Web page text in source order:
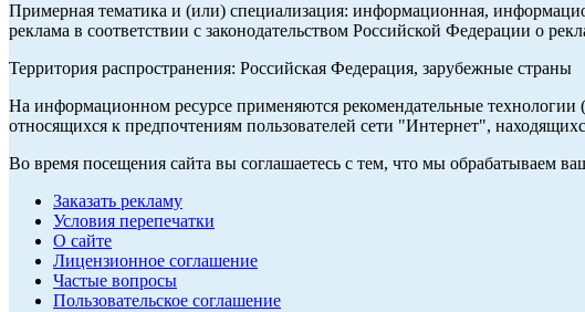
Примерная тематика и (или) специализация: информационная,
реклама в соответствии с законодательством Российской Федерации о
Территория распространения: Российская Федерация, зарубежные страны
На информационном ресурсе применяются рекомендательные
относящихся к предпочтениям пользователей сети "Интернет",
Во время посещения сайта вы соглашаетесь с тем, что мы обрабатываем
Заказать рекламу
Условия перепечатки
О сайте
Лицензионное соглашение
Частые вопросы
Пользовательское соглашение